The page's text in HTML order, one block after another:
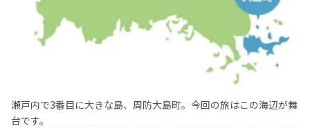
瀬戸内で3番目に大きな島、周防大島町。今回の旅はこの海辺が舞
台です。